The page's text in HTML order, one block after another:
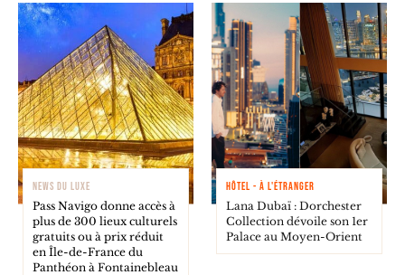
NEWS DU LUXE
Pass Navigo donne accès à
plus de 300 lieux culturels
gratuits ou à prix réduit
en Île-de-France du
Panthéon à Fontainebleau
HÔTEL - À L'ÉTRANGER
Lana Dubaï : Dorchester
Collection dévoile son 1er
Palace au Moyen-Orient